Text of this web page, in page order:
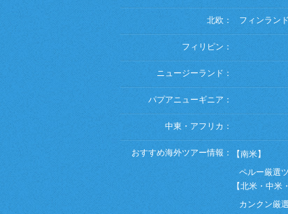
北欧： フィンランド
フィリピン：
ニュージーランド：
パプアニューギニア：
中東・アフリカ：
おすすめ海外ツアー情報：
【南米】
ペルー厳選
【北米・中米
カンクン厳